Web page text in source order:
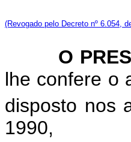
(Revogado pelo Decreto nº 6.054,
O
lhe confere o
disposto nos
1990,